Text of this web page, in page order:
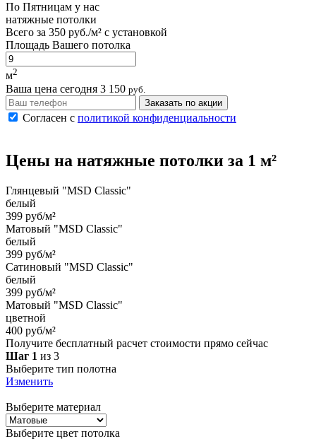
По Пятницам у нас
натяжные потолки
Всего за 350 руб./м² с установкой
Площадь Вашего потолка
м2
Ваша цена сегодня 3 150 руб.
Заказать по акции
Согласен с политикой конфиденциальности
Цены на натяжные потолки за 1 м²
Глянцевый "MSD Classic"
белый
399 руб/м²
Матовый "MSD Classic"
белый
399 руб/м²
Сатиновый "MSD Classic"
белый
399 руб/м²
Матовый "MSD Classic"
цветной
400 руб/м²
Получите бесплатный расчет стоимости прямо сейчас
Шаг 1 из 3
Выберите тип полотна
Изменить
Выберите материал
Выберите цвет потолка